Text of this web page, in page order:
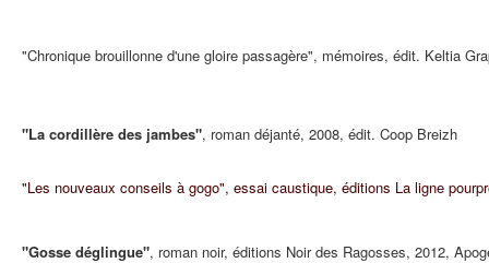
"Chronique brouillonne d'une gloire passagère", mémoires, édit. Keltia
"La cordillère des jambes", roman déjanté, 2008, édit. Coop Breizh
"Les nouveaux conseils à gogo", essai caustique, éditions La ligne
"Gosse déglingue", roman noir, éditions Noir des Ragosses, 2012,